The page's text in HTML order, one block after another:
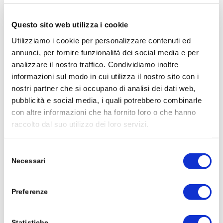
Questo sito web utilizza i cookie
Utilizziamo i cookie per personalizzare contenuti ed
annunci, per fornire funzionalità dei social media e per
analizzare il nostro traffico. Condividiamo inoltre
informazioni sul modo in cui utilizza il nostro sito con i
nostri partner che si occupano di analisi dei dati web,
pubblicità e social media, i quali potrebbero combinarle
con altre informazioni che ha fornito loro o che hanno
raccolto dal suo utilizzo dei loro servizi.
delNecessari
Preferenze
con il team Trentino Gresini MotoE, ottiene
due vittorie a Misano. Conquistando il primo
titolo mondiale di MotoE, nel 2020 correrà
ancora con lo stesso team, il Team Gresini, il
compagno di squadra sarà Alessandro
Zaccone. Gareggerà anche in Moto2 in
alcune gare.